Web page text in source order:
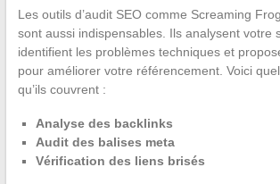
Les outils d’audit SEO comme Screaming
sont aussi indispensables. Ils analysent votre
identifient les problèmes techniques et
pour améliorer votre référencement. Voici
qu’ils couvrent :
Analyse des backlinks
Audit des balises meta
Vérification des liens brisés